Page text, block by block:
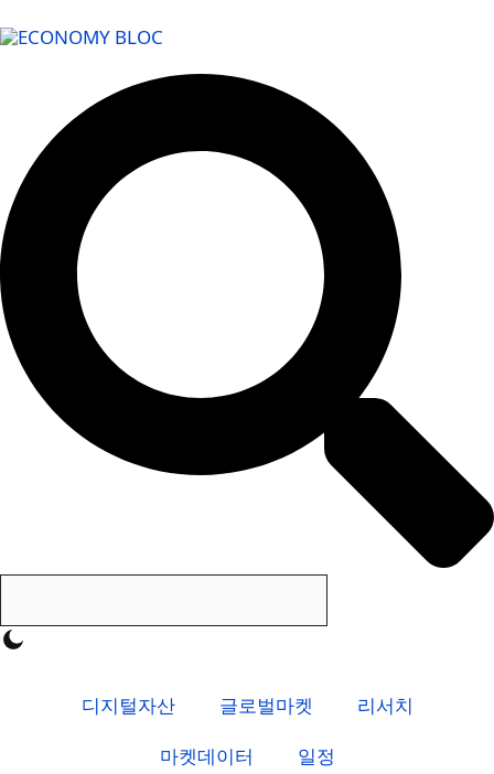
디지털자산 글로벌마켓
리서치
마켓데이터
일정